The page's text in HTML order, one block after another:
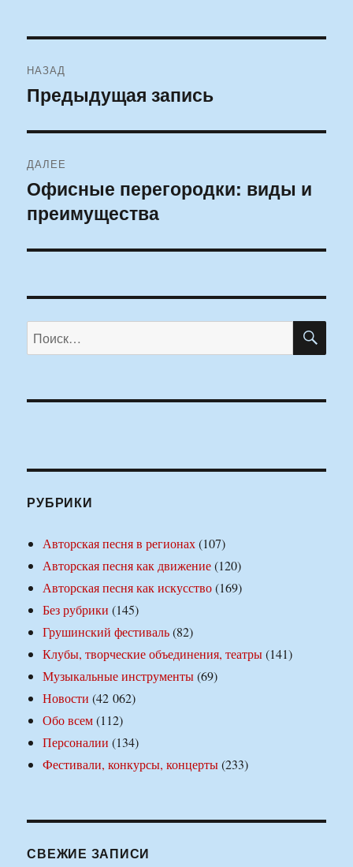
по
НАЗАД
Предыдущая
Предыдущая запись
ДАЛЕЕ
Следующая
запись:
Офисные перегородки: виды и
преимущества
Искать:
РУБРИКИ
Авторская песня в регионах(107)
Авторская песня как движение(120)
Авторская песня как искусство(169)
Без рубрики (145)
Грушинский фестиваль(82)
Клубы, творческие объединения, театры(141)
Музыкальные инструменты(69)
Новости (42 062)
Обо всем(112)
Персоналии (134)
Фестивали, конкурсы, концерты(233)
СВЕЖИЕ ЗАПИСИ